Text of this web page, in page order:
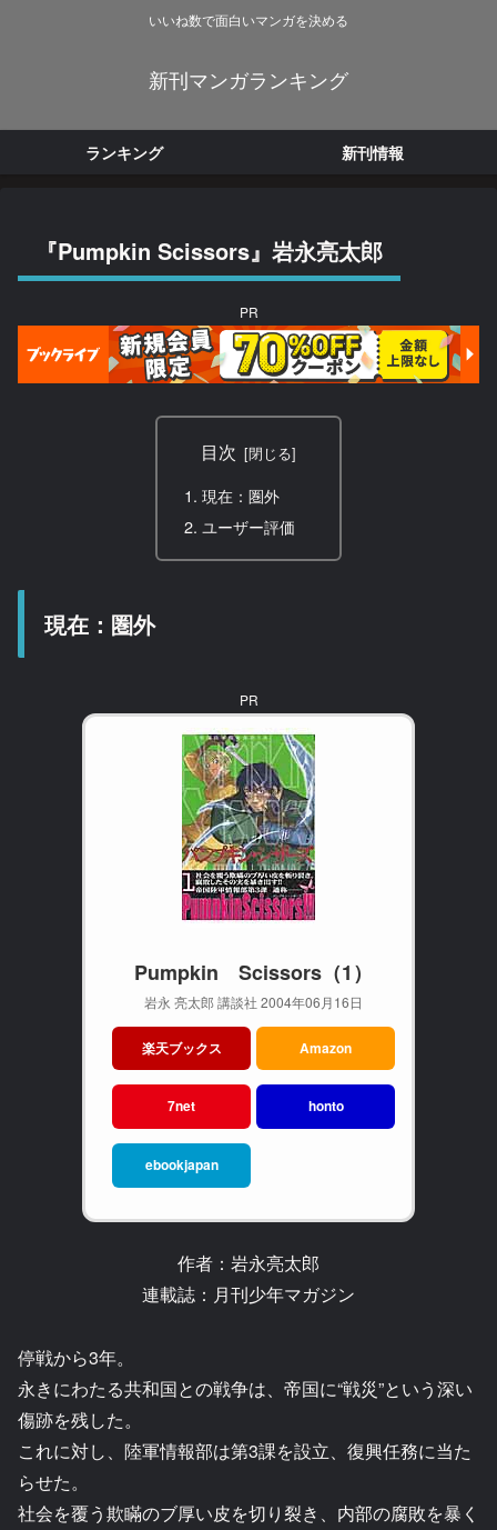
いいね数で面白いマンガを決める
新刊マンガランキング
ランキング 新刊情報
『Pumpkin Scissors』岩永亮太郎
PR
目次
現在：圏外
ユーザー評価
現在：圏外
PR
Pumpkin Scissors（1）
岩永 亮太郎 講談社 2004年06月16日
楽天ブックス Amazon
7net honto
ebookjapan
作者：岩永亮太郎
連載誌：月刊少年マガジン
停戦から3年。
永きにわたる共和国との戦争は、帝国に“戦災”という深い
傷跡を残した。
これに対し、陸軍情報部は第3課を設立、復興任務に当た
らせた。
社会を覆う欺瞞のブ厚い皮を切り裂き、内部の腐敗を暴く